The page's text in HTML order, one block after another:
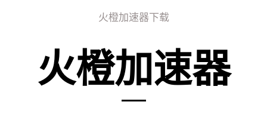
火橙加速器下载
火橙加速器